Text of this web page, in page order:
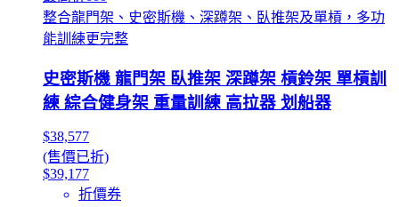
整合龍門架、史密斯機、深蹲架、臥推架及單槓，多功
能訓練更完整
史密斯機 龍門架 臥推架 深蹲架 槓鈴架 單槓訓
練 綜合健身架 重量訓練 高拉器 划船器
$38,577
(售價已折)
$39,177
折價券